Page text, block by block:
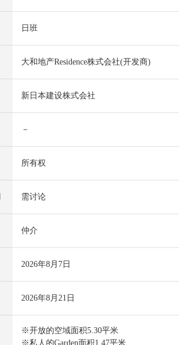
日班
大和地产Residence株式会社(开发商)
新日本建设株式会社
－
所有权
需讨论
仲介
2026年8月7日
2026年8月21日
※开放的空域面积5.30平米
※私人的Garden面积1.47平米